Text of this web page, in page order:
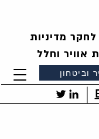
וביטחון
מדיניות
אוויר וחלל